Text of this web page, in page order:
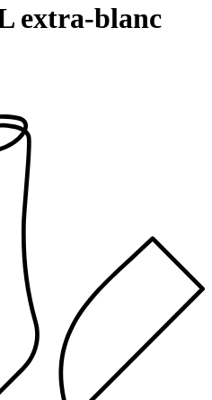
extra-blanc